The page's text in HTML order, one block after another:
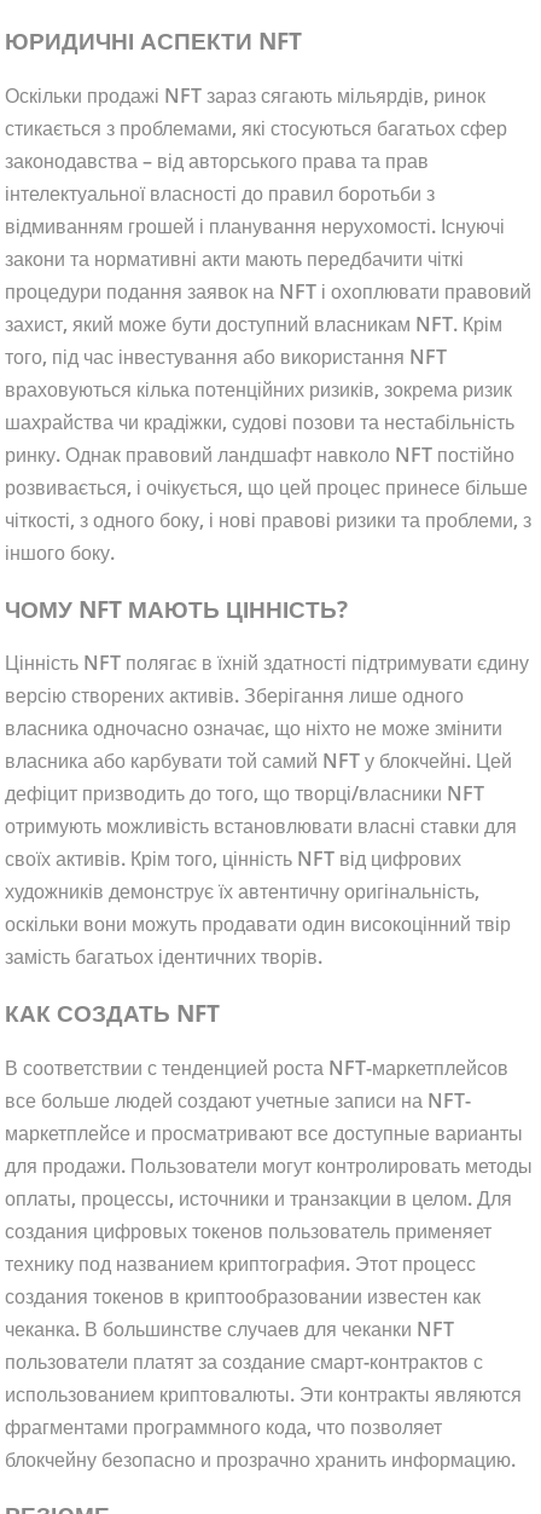
ЮРИДИЧНІ АСПЕКТИ NFT
Оскільки продажі NFT зараз сягають мільярдів, ринок
стикається з проблемами, які стосуються багатьох сфер
законодавства – від авторського права та прав
інтелектуальної власності до правил боротьби з
відмиванням грошей і планування нерухомості. Існуючі
закони та нормативні акти мають передбачити чіткі
процедури подання заявок на NFT і охоплювати правовий
захист, який може бути доступний власникам NFT. Крім
того, під час інвестування або використання NFT
враховуються кілька потенційних ризиків, зокрема ризик
шахрайства чи крадіжки, судові позови та нестабільність
ринку. Однак правовий ландшафт навколо NFT постійно
розвивається, і очікується, що цей процес принесе більше
чіткості, з одного боку, і нові правові ризики та проблеми, з
іншого боку.
ЧОМУ NFT МАЮТЬ ЦІННІСТЬ?
Цінність NFT полягає в їхній здатності підтримувати єдину
версію створених активів. Зберігання лише одного
власника одночасно означає, що ніхто не може змінити
власника або карбувати той самий NFT у блокчейні. Цей
дефіцит призводить до того, що творці/власники NFT
отримують можливість встановлювати власні ставки для
своїх активів. Крім того, цінність NFT від цифрових
художників демонструє їх автентичну оригінальність,
оскільки вони можуть продавати один високоцінний твір
замість багатьох ідентичних творів.
КАК СОЗДАТЬ NFT
В соответствии с тенденцией роста NFT-маркетплейсов
все больше людей создают учетные записи на NFT-
маркетплейсе и просматривают все доступные варианты
для продажи. Пользователи могут контролировать методы
оплаты, процессы, источники и транзакции в целом. Для
создания цифровых токенов пользователь применяет
технику под названием криптография. Этот процесс
создания токенов в криптообразовании известен как
чеканка. В большинстве случаев для чеканки NFT
пользователи платят за создание смарт-контрактов с
использованием криптовалюты. Эти контракты являются
фрагментами программного кода, что позволяет
блокчейну безопасно и прозрачно хранить информацию.